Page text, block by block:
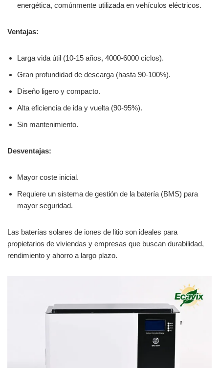
energética, comúnmente utilizada en vehículos eléctricos.
Ventajas:
Larga vida útil (10-15 años, 4000-6000 ciclos).
Gran profundidad de descarga (hasta 90-100%).
Diseño ligero y compacto.
Alta eficiencia de ida y vuelta (90-95%).
Sin mantenimiento.
Desventajas:
Mayor coste inicial.
Requiere un sistema de gestión de la batería (BMS) para
mayor seguridad.
Las baterías solares de iones de litio son ideales para
propietarios de viviendas y empresas que buscan durabilidad,
rendimiento y ahorro a largo plazo.